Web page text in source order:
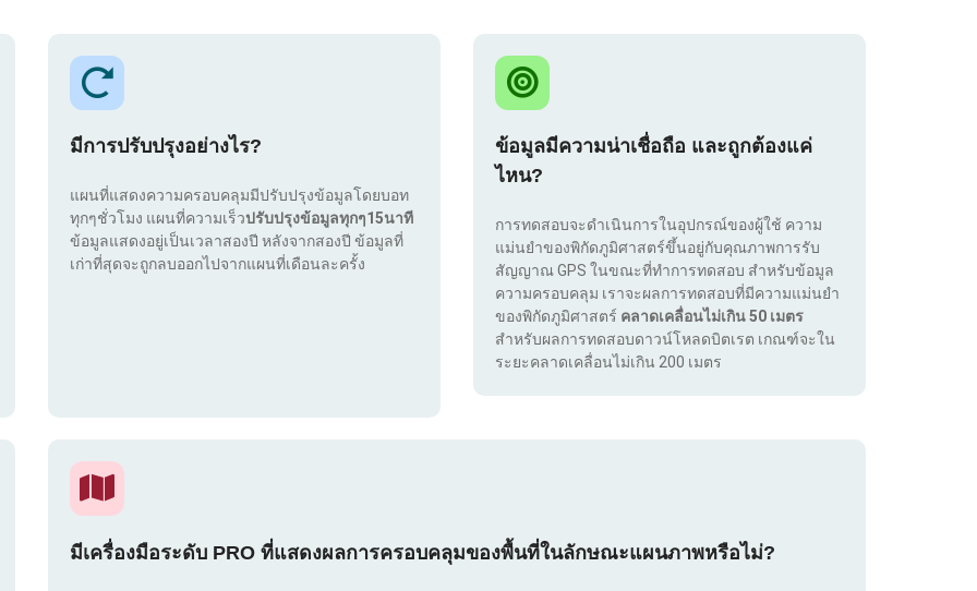
มีการปรับปรุงอย่างไร?
แผนที่แสดงความครอบคลุมมีปรับปรุงข้อมูลโดยบอท
ทุกๆชั่วโมง แผนที่ความเร็วปรับปรุงข้อมูลทุกๆ15นาที
ข้อมูลแสดงอยู่เป็นเวลาสองปี หลังจากสองปี ข้อมูลที่
เก่าที่สุดจะถูกลบออกไปจากแผนที่เดือนละครั้ง
ข้อมูลมีความน่าเชื่อถือ และถูกต้องแค่
ไหน?
การทดสอบจะดำเนินการในอุปกรณ์ของผู้ใช้ ความ
แม่นยำของพิกัดภูมิศาสตร์ขึ้นอยู่กับคุณภาพการรับ
สัญญาณ GPS ในขณะที่ทำการทดสอบ สำหรับข้อมูล
ความครอบคลุม เราจะผลการทดสอบที่มีความแม่นยำ
ของพิกัดภูมิศาสตร์ คลาดเคลื่อนไม่เกิน 50 เมตร
สำหรับผลการทดสอบดาวน์โหลดบิตเรต เกณฑ์จะใน
ระยะคลาดเคลื่อนไม่เกิน 200 เมตร
มีเครื่องมือระดับ PRO ที่แสดงผลการครอบคลุมของพื้นที่ในลักษณะแผนภาพหรือไม่?